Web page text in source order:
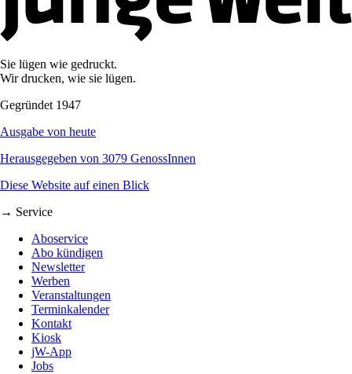
Sie lügen wie gedruckt.
Wir drucken, wie sie lügen.
Gegründet 1947
Ausgabe von heute
Herausgegeben von 3079 GenossInnen
Diese Website auf einen Blick
→ Service
Aboservice
Abo kündigen
Newsletter
Werben
Veranstaltungen
Terminkalender
Kontakt
Kiosk
jW-App
Jobs